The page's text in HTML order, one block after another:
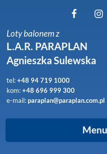
Loty balonem z
L.A.R. PARAPLAN
Agnieszka Sulewska
tel:+48 94 719 1000
kom:+48 696 999 300
e-mail:paraplan@paraplan.com.pl